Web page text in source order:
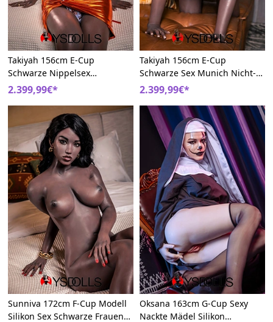
Takiyah 156cm E-Cup
Schwarze Nippelsex
Brustvergrößerung Und
Povergrößerung Silikon
Sexpuppen
2.399,99€*
Takiyah 156cm E-Cup
Schwarze Sex Munich Nicht-
Häuptlingsstämme Silikon
Sexpuppe
2.399,99€*
Sunniva 172cm F-Cup Modell
Silikon Sex Schwarze Frauen
Oksana 163cm G-Cup Sexy
Nackte Mädel Silikon